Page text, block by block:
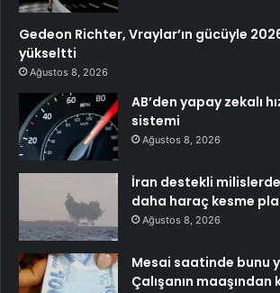
Gedeon Richter, Vraylar’ın gücüyle
yükseltti
Ağustos 8, 2026
AB’den yapay zekalı
sistemi
Ağustos 8, 2026
İran destekli
daha haraç kesme
Ağustos 8, 2026
Mesai saatinde bunu
Çalışanın maaşından